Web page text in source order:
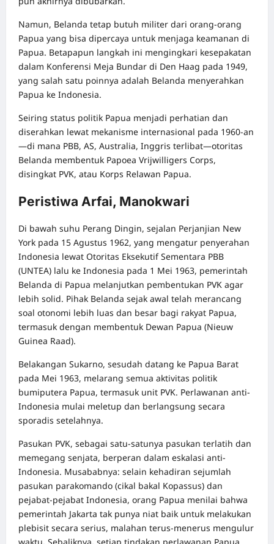
Namun, Belanda tetap butuh militer dari orang-orang
Papua yang bisa dipercaya untuk menjaga keamanan di
Papua. Betapapun langkah ini mengingkari kesepakatan
dalam Konferensi Meja Bundar di Den Haag pada 1949,
yang salah satu poinnya adalah Belanda menyerahkan
Papua ke Indonesia.
Seiring status politik Papua menjadi perhatian dan
diserahkan lewat mekanisme internasional pada 1960-an
—di mana PBB, AS, Australia, Inggris terlibat—otoritas
Belanda membentuk Papoea Vrijwilligers Corps,
disingkat PVK, atau Korps Relawan Papua.
Peristiwa Arfai, Manokwari
Di bawah suhu Perang Dingin, sejalan Perjanjian New
York pada 15 Agustus 1962, yang mengatur penyerahan
Indonesia lewat Otoritas Eksekutif Sementara PBB
(UNTEA) lalu ke Indonesia pada 1 Mei 1963, pemerintah
Belanda di Papua melanjutkan pembentukan PVK agar
lebih solid. Pihak Belanda sejak awal telah merancang
soal otonomi lebih luas dan besar bagi rakyat Papua,
termasuk dengan membentuk Dewan Papua (Nieuw
Guinea Raad).
Belakangan Sukarno, sesudah datang ke Papua Barat
pada Mei 1963, melarang semua aktivitas politik
bumiputera Papua, termasuk unit PVK. Perlawanan anti-
Indonesia mulai meletup dan berlangsung secara
sporadis setelahnya.
Pasukan PVK, sebagai satu-satunya pasukan terlatih dan
memegang senjata, berperan dalam eskalasi anti-
Indonesia. Musababnya: selain kehadiran sejumlah
pasukan parakomando (cikal bakal Kopassus) dan
pejabat-pejabat Indonesia, orang Papua menilai bahwa
pemerintah Jakarta tak punya niat baik untuk melakukan
plebisit secara serius, malahan terus-menerus mengulur